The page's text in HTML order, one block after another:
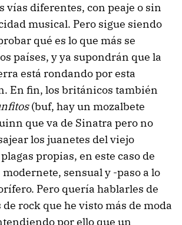
vías diferentes, con peaje o sin
musical. Pero sigue siendo
qué es lo que más se
países, y ya supondrán que la
está rondando por esta
En fin, los británicos también
(buf, hay un mozalbete
que va de Sinatra pero no
los juanetes del viejo
propias, en este caso de
sensual y -paso a lo
Pero quería hablarles de
de rock que he visto más de moda
por ello que un